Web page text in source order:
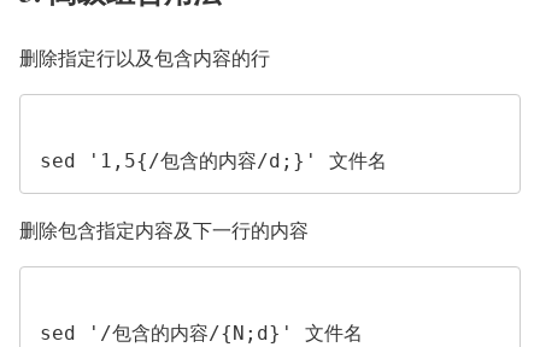
删除指定行以及包含内容的行
sed '1,5{/包含的内容/d;}' 文件名
删除包含指定内容及下一行的内容
sed '/包含的内容/{N;d}' 文件名